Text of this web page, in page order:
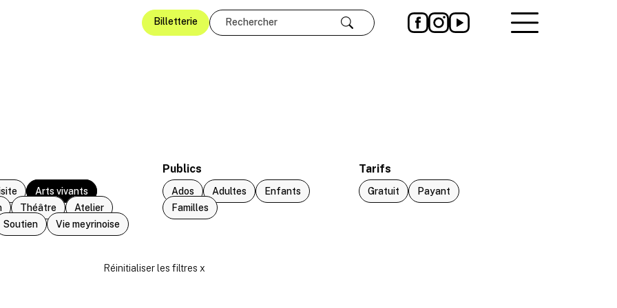
Billetterie
Rechercher
Arts vivants
Théâtre
Atelier
Soutien
Vie meyrinoise
Publics
Ados Adultes
Enfants
Familles
Tarifs
Gratuit Payant